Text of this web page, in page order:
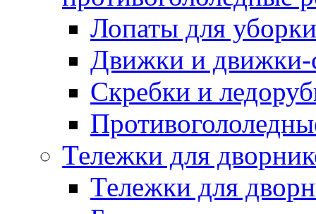
Лопаты для
Движки и движки-
Скребки и
Тележки для
Тележки для